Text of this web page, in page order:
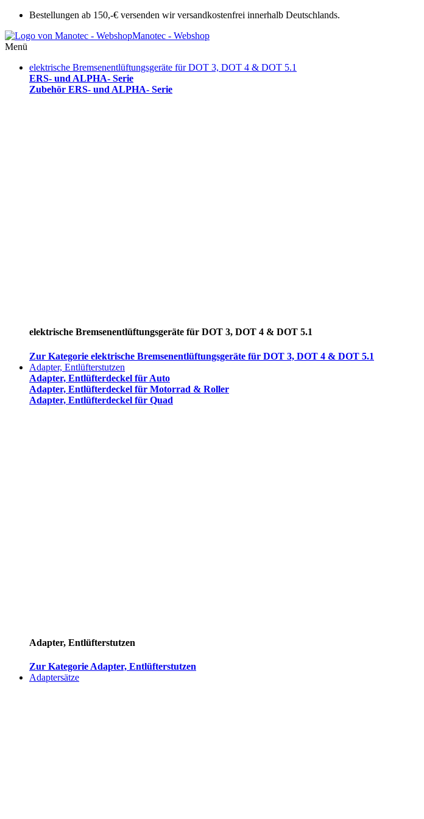
Bestellungen ab 150,-€ versenden wir versandkostenfrei innerhalb Deutschlands.
Manotec - Webshop
Menü
elektrische Bremsenentlüftungsgeräte für DOT 3, DOT 4 & DOT 5.1
ERS- und ALPHA- Serie
Zubehör ERS- und ALPHA- Serie
elektrische Bremsenentlüftungsgeräte für DOT 3, DOT 4 & DOT 5.1
Zur Kategorie elektrische Bremsenentlüftungsgeräte für DOT 3, DOT 4 & DOT 5.1
Adapter, Entlüfterstutzen
Adapter, Entlüfterdeckel für Auto
Adapter, Entlüfterdeckel für Motorrad & Roller
Adapter, Entlüfterdeckel für Quad
Adapter, Entlüfterstutzen
Zur Kategorie Adapter, Entlüfterstutzen
Adaptersätze